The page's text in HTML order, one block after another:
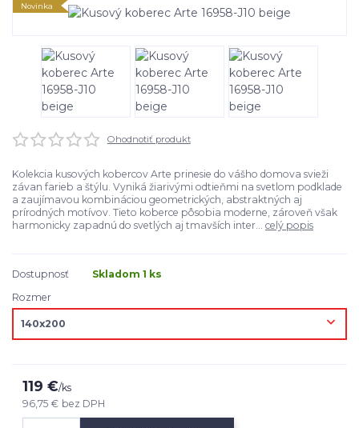
Novinka
Ohodnotiť produkt
Kolekcia kusových kobercov Arte prinesie do vášho domova svieži
závan farieb a štýlu. Vyniká žiarivými odtieňmi na svetlom podklade
a zaujímavou kombináciou geometrických, abstraktných aj
prírodných motívov. Tieto koberce pôsobia moderne, zároveň však
harmonicky zapadnú do svetlých aj tmavších inter... celý popis
Dostupnosť
Skladom 1 ks
Rozmer
119 €/ks
96,75 € bez DPH